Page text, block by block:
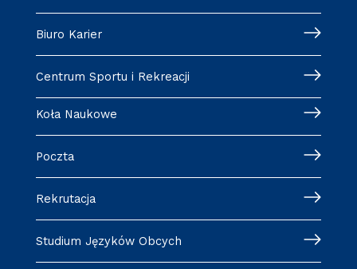
Biuro Karier
Centrum Sportu i Rekreacji
Koła Naukowe
Poczta
Rekrutacja
Studium Języków Obcych